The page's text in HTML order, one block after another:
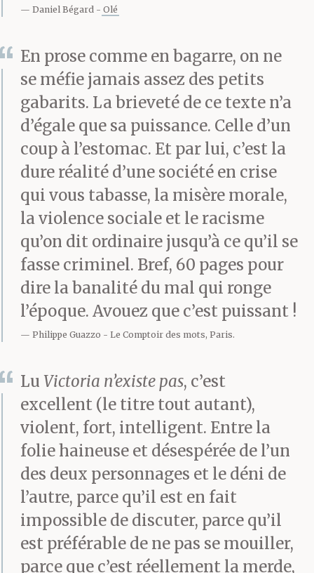
t’as remonté à droite la
rue de Rigny, à droite la
rue Filis, encore à droite
pour descendre la rue
Heyden, et tu t’es regaré
devant le collège avec
un tête-à-queue. T’as
fais le tour du pâté de
maisons. Tous collés à
la grille du collège, à te
regarder. Silence absolu.
Le surveillant
faisait sonner la cloche,
en criant la fin de la
récré. Personne ne
bougeait. Ils voulaient
tous voir le mangas.
T’es sorti en levant les
bras. Applaudissements
Daniel Bégard Olé
En prose comme en bagarre, on ne
se méfie jamais assez des petits
gabarits. La brieveté de ce texte n’a
d’égale que sa puissance. Celle d’un
coup à l’estomac. Et par lui, c’est la
dure réalité d’une société en crise
qui vous tabasse, la misère morale,
la violence sociale et le racisme
qu’on dit ordinaire jusqu’à ce qu’il se
fasse criminel. Bref, 60 pages pour
dire la banalité du mal qui ronge
l’époque. Avouez que c’est puissant !
Philippe Guazzo Le Comptoir des mots, Paris.
Lu Victoria n’existe pas, c’est
excellent (le titre tout autant),
violent, fort, intelligent. Entre la
folie haineuse et désespérée de l’un
des deux personnages et le déni de
l’autre, parce qu’il est en fait
impossible de discuter, parce qu’il
est préférable de ne pas se mouiller,
parce que c’est réellement la merde,